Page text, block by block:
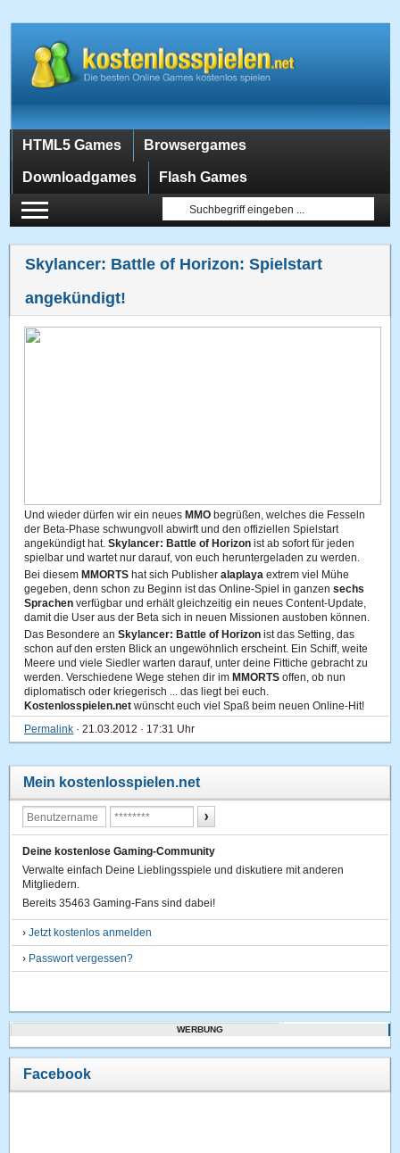
HTML5 Games Browsergames
Downloadgames Flash Games
Skylancer: Battle of Horizon: Spielstart
angekündigt!
Und wieder dürfen wir ein neues MMO begrüßen, welches die Fesseln
der Beta-Phase schwungvoll abwirft und den offiziellen Spielstart
angekündigt hat.Skylancer: Battle of Horizon ist ab sofort für jeden
spielbar und wartet nur darauf, von euch heruntergeladen zu werden.
Bei diesem MMORTS hat sich Publisheralaplaya extrem viel Mühe
gegeben, denn schon zu Beginn ist das Online-Spiel in ganzensechs
Sprachenverfügbar und erhält gleichzeitig ein neues Content-Update,
damit die User aus der Beta sich in neuen Missionen austoben können.
Das Besondere anSkylancer: Battle of Horizon ist das Setting, das
schon auf den ersten Blick an ungewöhnlich erscheint. Ein Schiff, weite
Meere und viele Siedler warten darauf, unter deine Fittiche gebracht zu
werden. Verschiedene Wege stehen dir im MMORTSoffen, ob nun
diplomatisch oder kriegerisch ... das liegt bei euch.
Kostenlosspielen.net wünscht euch viel Spaß beim neuen Online-Hit!
Permalink · 21.03.2012 · 17:31 Uhr
Mein kostenlosspielen.net
Deine kostenlose Gaming-Community
Verwalte einfach Deine Lieblingsspiele und diskutiere mit anderen
Mitgliedern.
Bereits 35463 Gaming-Fans sind dabei!
›Jetzt kostenlos anmelden
› Passwort vergessen?
WERBUNG
Facebook